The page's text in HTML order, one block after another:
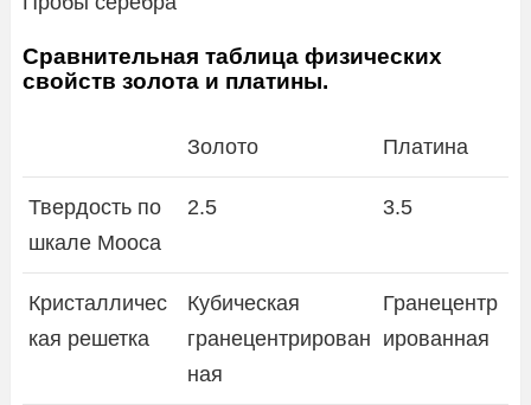
Сравнительная таблица физических
свойств золота и платины.
Золото Платина
Твердость по
шкале Мооса
2.5 3.5
Кристалличес
кая решетка
Кубическая
гранецентрирован
ная
Гранецентр
ированная